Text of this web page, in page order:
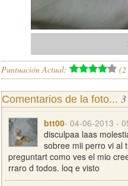
Puntuación Actual: (2
Comentarios de la foto...
btt00- 04-06-2013 -
disculpaa laas
sobree mii perro vi al
preguntart como ves el mio
rraro d todos. loq e visto